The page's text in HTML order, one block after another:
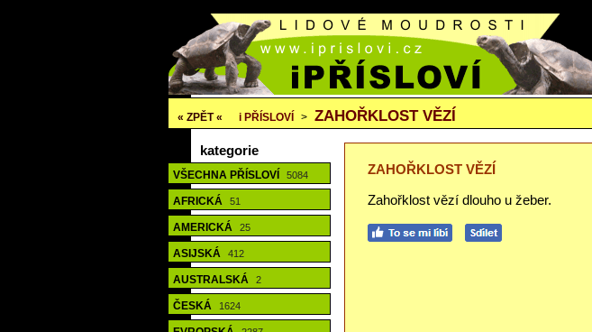
« ZPĚT « i PŘÍSLOVÍ > ZAHOŘKLOST VĚZÍ
kategorie
VŠECHNA PŘÍSLOVÍ 5084
AFRICKÁ 51
AMERICKÁ 25
ASIJSKÁ 412
AUSTRALSKÁ 2
ČESKÁ 1624
ZAHOŘKLOST VĚZÍ
Zahořklost vězí dlouho u žeber.